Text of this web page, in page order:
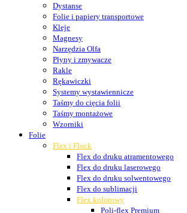
Dystanse
Folie i papiery transportowe
Kleje
Magnesy
Narzędzia Olfa
Płyny i zmywacze
Rakle
Rękawiczki
Systemy wystawiennicze
Taśmy do cięcia folii
Taśmy montażowe
Wzorniki
Folie
Flex i Flock
Flex do druku atramentowego
Flex do druku laserowego
Flex do druku solwentowego
Flex do sublimacji
Flex kolorowy
Poli-flex Premium